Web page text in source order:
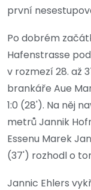
první
Po dobrém
Hafenstrasse
v rozmezí 28. až
brankáře Aue
1:0 (28'). Na něj
metrů Jannik
Essenu Marek
(37') rozhodl o
Jannic Ehlers